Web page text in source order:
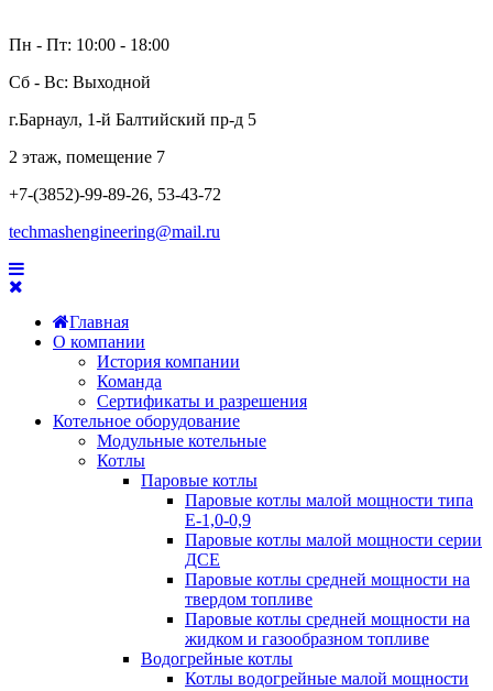
Пн - Пт: 10:00 - 18:00
Сб - Вс: Выходной
г.Барнаул, 1-й Балтийский пр-д 5
2 этаж, помещение 7
+7-(3852)-99-89-26, 53-43-72
techmashengineering@mail.ru
Главная
О компании
История компании
Команда
Сертификаты и разрешения
Котельное оборудование
Модульные котельные
Котлы
Паровые котлы
Паровые котлы малой мощности типа
Е-1,0-0,9
Паровые котлы малой мощности серии
ДСЕ
Паровые котлы средней мощности на
твердом топливе
Паровые котлы средней мощности на
жидком и газообразном топливе
Водогрейные котлы
Котлы водогрейные малой мощности